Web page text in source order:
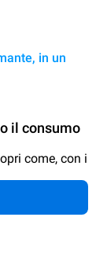
in un
il consumo
come, con i